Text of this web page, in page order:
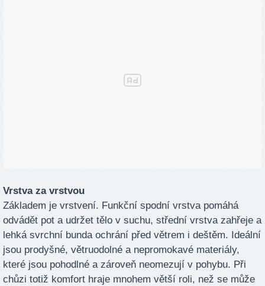
Vrstva za vrstvou
Základem je vrstvení. Funkční spodní vrstva pomáhá
odvádět pot a udržet tělo v suchu, střední vrstva zahřeje a
lehká svrchní bunda ochrání před větrem i deštěm. Ideální
jsou prodyšné, větruodolné a nepromokavé materiály,
které jsou pohodlné a zároveň neomezují v pohybu. Při
chůzi totiž komfort hraje mnohem větší roli, než se může